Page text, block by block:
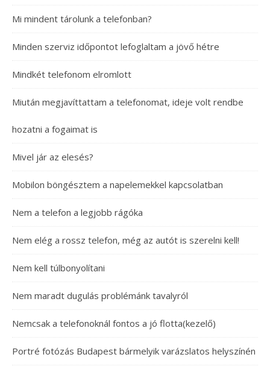
Mi mindent tárolunk a telefonban?
Minden szerviz időpontot lefoglaltam a jövő hétre
Mindkét telefonom elromlott
Miután megjavíttattam a telefonomat, ideje volt rendbe
hozatni a fogaimat is
Mivel jár az elesés?
Mobilon böngésztem a napelemekkel kapcsolatban
Nem a telefon a legjobb rágóka
Nem elég a rossz telefon, még az autót is szerelni kell!
Nem kell túlbonyolítani
Nem maradt dugulás problémánk tavalyról
Nemcsak a telefonoknál fontos a jó flotta(kezelő)
Portré fotózás Budapest bármelyik varázslatos helyszínén